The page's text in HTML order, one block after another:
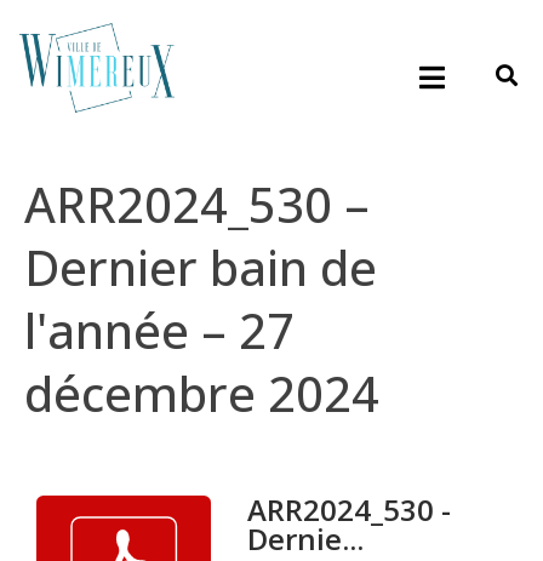
ARR2024_530 –
Dernier bain de
l'année – 27
décembre 2024
ARR2024_530 -
Dernie...